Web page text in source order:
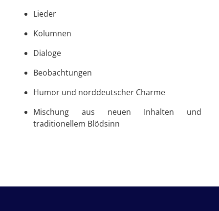
Lieder
Kolumnen
Dialoge
Beobachtungen
Humor und norddeutscher Charme
Mischung aus neuen Inhalten und
traditionellem Blödsinn